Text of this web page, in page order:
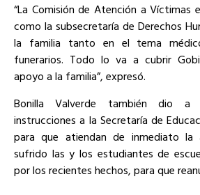
“La Comisión de Atención a Víctimas
como la subsecretaría de Derechos
la familia tanto en el tema
funerarios. Todo lo va a cubrir
apoyo a la familia”, expresó.
Bonilla Valverde también dio a
instrucciones a la Secretaría de
para que atiendan de inmediato la
sufrido las y los estudiantes de
por los recientes hechos, para que